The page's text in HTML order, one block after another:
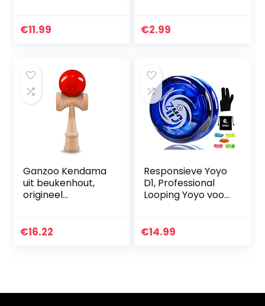
spelers)
€11.99 €2.99
Ganzoo Kendama
uit beukenhout,
origineel
bolspel,
€16.22
Responsieve Yoyo
D1, Professional
Looping Yoyo voor
snaren +
€14.99